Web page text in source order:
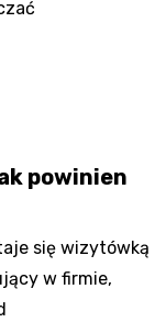
powinien
się wizytówką
w firmie,